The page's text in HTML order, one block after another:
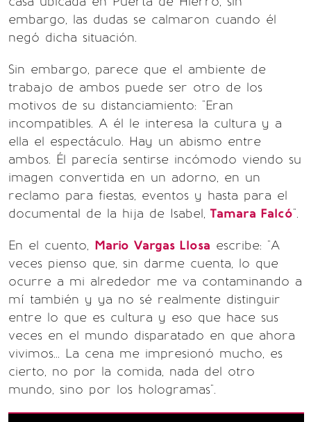
embargo, las dudas se calmaron cuando él
negó dicha situación.
Sin embargo, parece que el ambiente de
trabajo de ambos puede ser otro de los
motivos de su distanciamiento: "Eran
incompatibles. A él le interesa la cultura y a
ella el espectáculo. Hay un abismo entre
ambos. Él parecía sentirse incómodo viendo su
imagen convertida en un adorno, en un
reclamo para fiestas, eventos y hasta para el
documental de la hija de Isabel, Tamara Falcó".
En el cuento, Mario Vargas Llosa escribe: "A
veces pienso que, sin darme cuenta, lo que
ocurre a mi alrededor me va contaminando a
mí también y ya no sé realmente distinguir
entre lo que es cultura y eso que hace sus
veces en el mundo disparatado en que ahora
vivimos... La cena me impresionó mucho, es
cierto, no por la comida, nada del otro
mundo, sino por los hologramas".